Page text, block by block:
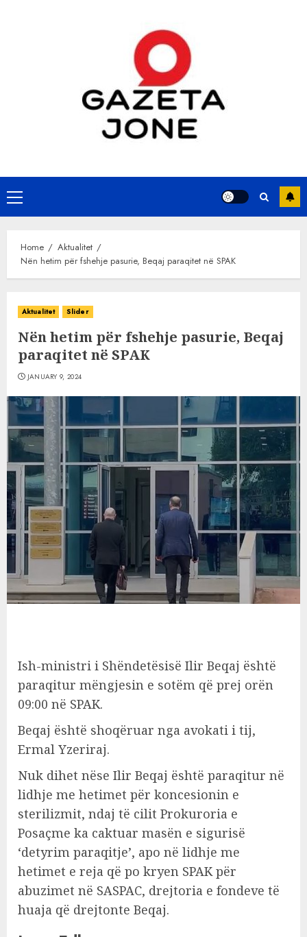
Primary
Menu
Home
Aktualitet
Nën hetim për fshehje pasurie, Beqaj paraqitet në SPAK
Aktualitet Slider
Nën hetim për fshehje pasurie, Beqaj
paraqitet në SPAK
JANUARY 9, 2024
Ish-ministri i Shëndetësisë Ilir Beqaj është
paraqitur mëngjesin e sotëm që prej orën
09:00 në SPAK.
Beqaj është shoqëruar nga avokati i tij,
Ermal Yzeriraj.
Nuk dihet nëse Ilir Beqaj është paraqitur në
lidhje me hetimet për koncesionin e
sterilizmit, ndaj të cilit Prokuroria e
Posaçme ka caktuar masën e sigurisë
‘detyrim paraqitje’, apo në lidhje me
hetimet e reja që po kryen SPAK për
abuzimet në SASPAC, drejtoria e fondeve të
huaja që drejtonte Beqaj.